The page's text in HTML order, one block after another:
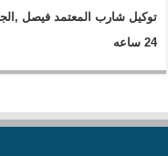
توكيل شارب المعتمد فيصل
24 ساعه